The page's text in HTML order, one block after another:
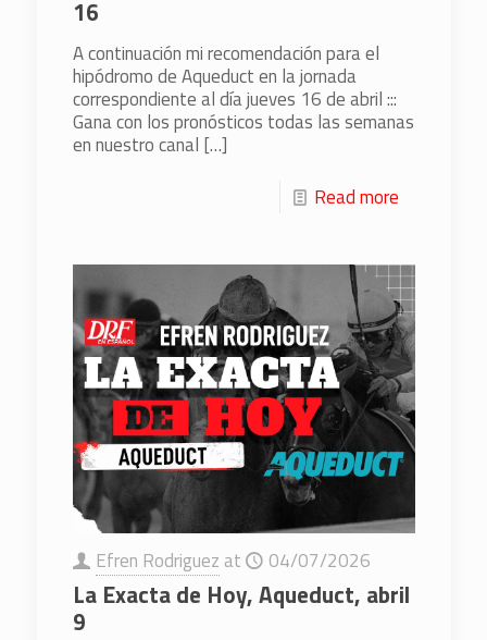
16
A continuación mi recomendación para el
hipódromo de Aqueduct en la jornada
correspondiente al día jueves 16 de abril :::
Gana con los pronósticos todas las semanas
en nuestro canal […]
Read more
Efren Rodriguez at 04/07/2026
La Exacta de Hoy, Aqueduct, abril
9